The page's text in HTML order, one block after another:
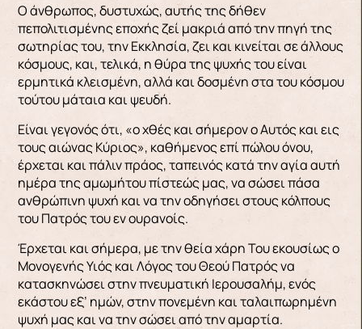
Ο άνθρωπος, δυστυχώς, αυτής της δήθεν
πεπολιτισμένης εποχής ζεί μακριά από την πηγή της
σωτηρίας του, την Εκκλησία, ζει και κινείται σε άλλους
κόσμους, και, τελικά, η θύρα της ψυχής του είναι
ερμητικά κλεισμένη, αλλά και δοσμένη στα του κόσμου
τούτου μάταια και ψευδή.
Είναι γεγονός ότι, «ο χθές και σήμερον ο Αυτός και εις
τους αιώνας Κύριος», καθήμενος επί πώλου όνου,
έρχεται και πάλιν πράος, ταπεινός κατά την αγία αυτή
ημέρα της αμωμήτου πίστεώς μας, να σώσει πάσα
ανθρώπινη ψυχή και να την οδηγήσει στους κόλπους
του Πατρός του εν ουρανοίς.
Έρχεται και σήμερα, με την θεία χάρη Του εκουσίως ο
Μονογενής Υιός και Λόγος του Θεού Πατρός να
κατασκηνώσει στην πνευματική Ιερουσαλήμ, ενός
εκάστου εξ’ ημών, στην πονεμένη και ταλαιπωρημένη
ψυχή μας και να την σώσει από την αμαρτία.